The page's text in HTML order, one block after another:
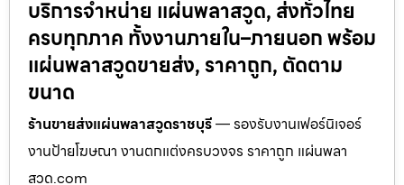
บริการจำหน่าย แผ่นพลาสวูด, ส่งทั่วไทย
ครบทุกภาค ทั้งงานภายใน–ภายนอก พร้อม
แผ่นพลาสวูดขายส่ง, ราคาถูก, ตัดตาม
ขนาด
ร้านขายส่งแผ่นพลาสวูดราชบุรี— รองรับงานเฟอร์นิเจอร์
งานป้ายโฆษณา งานตกแต่งครบวงจร ราคาถูก แผ่นพลา
สวูด.com